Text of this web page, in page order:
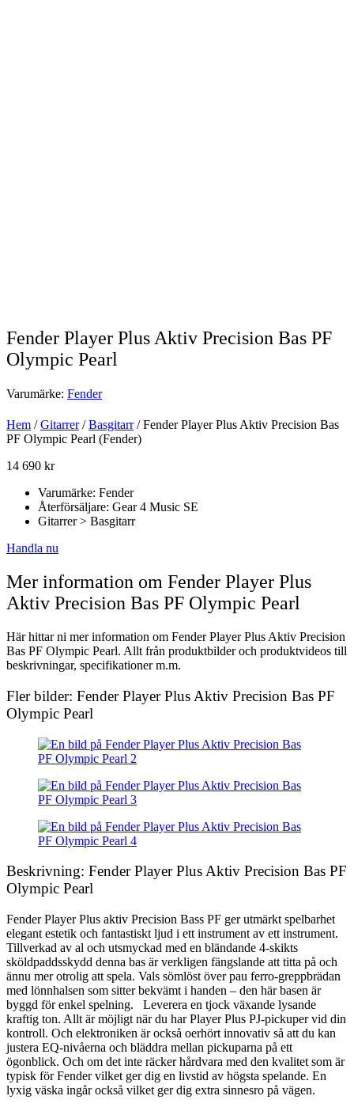
Fender Player Plus Aktiv Precision Bas PF
Olympic Pearl
Varumärke: Fender
Hem /Gitarrer/Basgitarr/ Fender Player Plus Aktiv Precision Bas
PF Olympic Pearl (Fender)
14 690 kr
Varumärke: Fender
Återförsäljare: Gear 4 Music SE
Gitarrer > Basgitarr
Handla nu
Mer information om Fender Player Plus
Aktiv Precision Bas PF Olympic Pearl
Här hittar ni mer information om Fender Player Plus Aktiv Precision
Bas PF Olympic Pearl. Allt från produktbilder och produktvideos till
beskrivningar, specifikationer m.m.
Fler bilder: Fender Player Plus Aktiv Precision Bas PF
Olympic Pearl
Beskrivning: Fender Player Plus Aktiv Precision Bas PF
Olympic Pearl
Fender Player Plus aktiv Precision Bass PF ger utmärkt spelbarhet
elegant estetik och fantastiskt ljud i ett instrument av ett instrument.
Tillverkad av al och utsmyckad med en bländande 4-skikts
sköldpaddsskydd denna bas är verkligen fängslande att titta på och
ännu mer otrolig att spela. Vals sömlöst över pau ferro-greppbrädan
med lönnhalsen som sitter bekvämt i handen – den här basen är
byggd för enkel spelning. Leverera en tjock växande lysande
kraftig ton. Allt är möjligt när du har Player Plus PJ-pickuper vid din
kontroll. Och elektroniken är också oerhört innovativ så att du kan
justera EQ-nivåerna och bläddra mellan pickuparna på ett
ögonblick. Och om det inte räcker hårdvara med den kvalitet som är
typisk för Fender vilket ger dig en livstid av högsta spelande. En
lyxig väska ingår också vilket ger dig extra sinnesro på vägen.